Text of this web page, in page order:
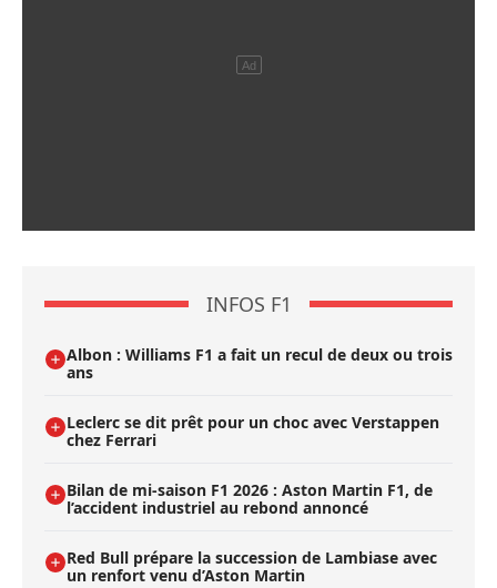
INFOS F1
Albon : Williams F1 a fait un recul de deux ou trois
ans
Leclerc se dit prêt pour un choc avec Verstappen
chez Ferrari
Bilan de mi-saison F1 2026 : Aston Martin F1, de
l’accident industriel au rebond annoncé
Red Bull prépare la succession de Lambiase avec
un renfort venu d’Aston Martin